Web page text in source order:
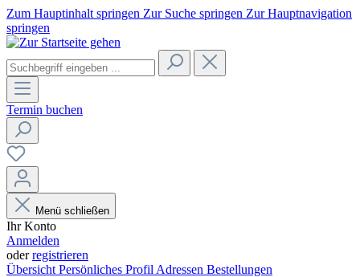
Zum Hauptinhalt springen Zur Suche springen Zur Hauptnavigation
springen
Termin buchen
Menü schließen
Ihr Konto
Anmelden
oderregistrieren
Übersicht Persönliches Profil Adressen Bestellungen